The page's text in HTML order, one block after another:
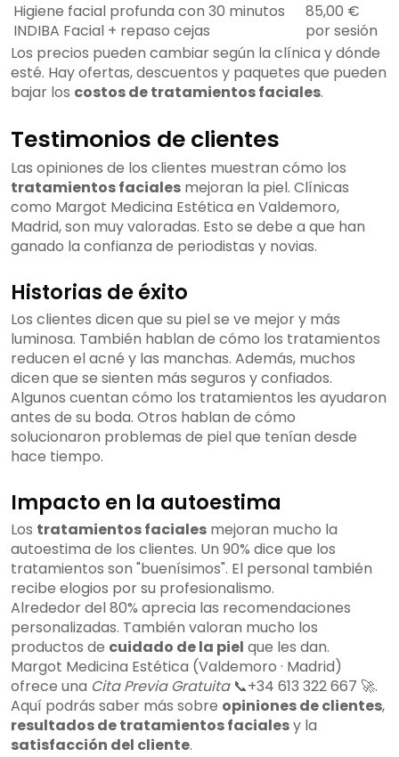
Higiene facial profunda con 30 minutos
INDIBA Facial + repaso cejas
85,00 €
por sesión
Los precios pueden cambiar según la clínica y dónde
esté. Hay ofertas, descuentos y paquetes que pueden
bajar los costos de tratamientos faciales.
Testimonios de clientes
Las opiniones de los clientes muestran cómo los
tratamientos faciales mejoran la piel. Clínicas
como Margot Medicina Estética en Valdemoro,
Madrid, son muy valoradas. Esto se debe a que han
ganado la confianza de periodistas y novias.
Historias de éxito
Los clientes dicen que su piel se ve mejor y más
luminosa. También hablan de cómo los tratamientos
reducen el acné y las manchas. Además, muchos
dicen que se sienten más seguros y confiados.
Algunos cuentan cómo los tratamientos les ayudaron
antes de su boda. Otros hablan de cómo
solucionaron problemas de piel que tenían desde
hace tiempo.
Impacto en la autoestima
Los tratamientos faciales mejoran mucho la
autoestima de los clientes. Un 90% dice que los
tratamientos son "buenísimos". El personal también
recibe elogios por su profesionalismo.
Alrededor del 80% aprecia las recomendaciones
personalizadas. También valoran mucho los
productos de cuidado de la piel que les dan.
Margot Medicina Estética (Valdemoro · Madrid)
ofrece una Cita Previa Gratuita📞+34 613 322 667 🚀.
Aquí podrás saber más sobre opiniones de clientes,
resultados de tratamientos facialesy la
satisfacción del cliente.